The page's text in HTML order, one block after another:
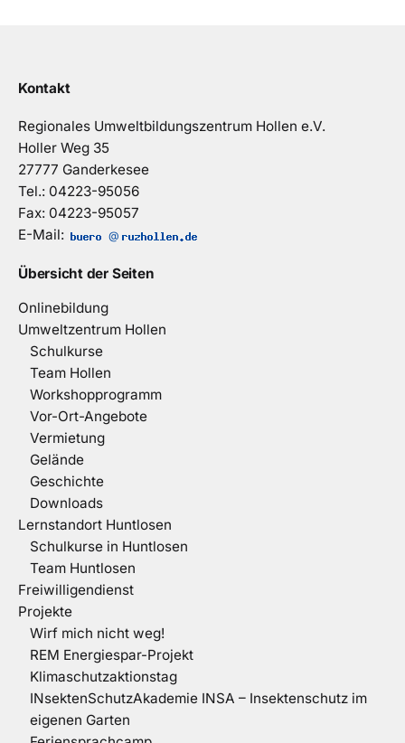
Kontakt
Regionales Umweltbildungszentrum Hollen e.V.
Holler Weg 35
27777 Ganderkesee
Tel.: 04223-95056
Fax: 04223-95057
E-Mail:
@
Übersicht der Seiten
Onlinebildung
Umweltzentrum Hollen
Schulkurse
Team Hollen
Workshopprogramm
Vor-Ort-Angebote
Vermietung
Gelände
Geschichte
Downloads
Lernstandort Huntlosen
Schulkurse in Huntlosen
Team Huntlosen
Freiwilligendienst
Projekte
Wirf mich nicht weg!
REM Energiespar-Projekt
Klimaschutzaktionstag
INsektenSchutzAkademie INSA – Insektenschutz im
eigenen Garten